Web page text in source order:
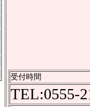
受付時間
TEL:0555-